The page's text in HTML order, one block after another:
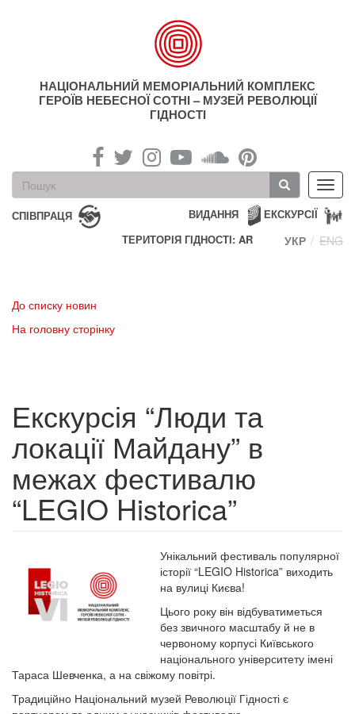
НАЦІОНАЛЬНИЙ МЕМОРІАЛЬНИЙ КОМПЛЕКС
ГЕРОЇВ НЕБЕСНОЇ СОТНІ – МУЗЕЙ РЕВОЛЮЦІЇ
ГІДНОСТІ
Пошукова
форма
Пошук
СПІВПРАЦЯ ЕКСКУРСІЇ
ВИДАННЯ
ТЕРИТОРІЯ ГІДНОСТІ: AR
УКР ENG
До списку новин
На головну сторінку
Екскурсія “Люди та
локації Майдану” в
межах фестивалю
“LEGIO Historica”
Унікальний фестиваль популярної
історії “LEGIO Historica” виходить
на вулиці Києва!
Цього року він відбуватиметься
без звичного масштабу й не в
червоному корпусі Київського
національного університету імені
Тараса Шевченка, а на свіжому повітрі.
Традиційно Національний музей Революції Гідності є